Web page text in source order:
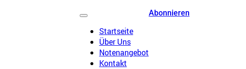
Startseite
Über Uns
Notenangebot
Kontakt
Abonnieren